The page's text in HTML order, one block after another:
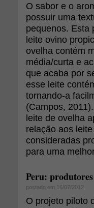
O sabor e o
possuir uma
pequenos. Esta
leite ovino
ovelha contém
média/curta e
que acaba por
esse leite
tornando-a
(Campos,
leite de ovelha
relação aos
consideradas
para uma
Peru:
postado em 16/07/2012
O projeto piloto